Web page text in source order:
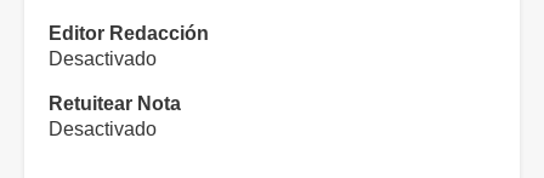
Editor Redacción
Desactivado
Retuitear Nota
Desactivado